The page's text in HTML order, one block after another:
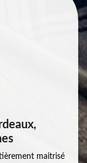
maitrisé